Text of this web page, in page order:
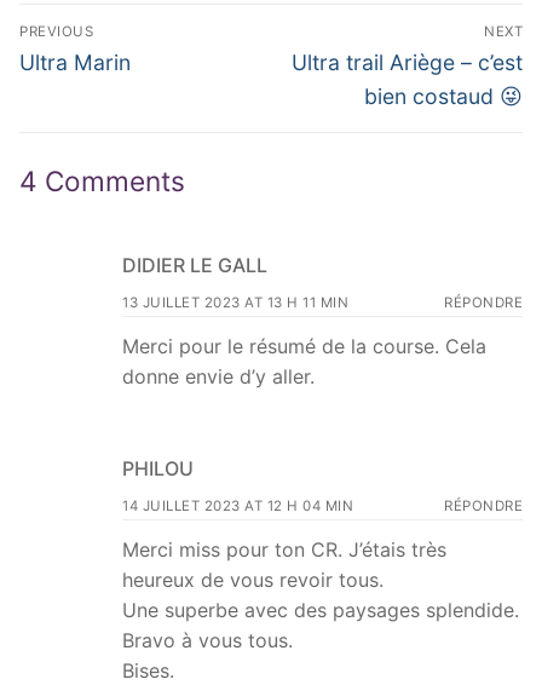
Navigation
de
PREVIOUS
Previous
Ultra Marin
NEXT
Next
Ultra trail Ariège – c’est
bien costaud 😜
4 Comments
DIDIER LE GALL
13 JUILLET 2023 AT 13 H 11 MIN RÉPONDRE
Merci pour le résumé de la course. Cela
donne envie d’y aller.
PHILOU
14 JUILLET 2023 AT 12 H 04 MIN RÉPONDRE
Merci miss pour ton CR. J’étais très
heureux de vous revoir tous.
Une superbe avec des paysages splendide.
Bravo à vous tous.
Bises.